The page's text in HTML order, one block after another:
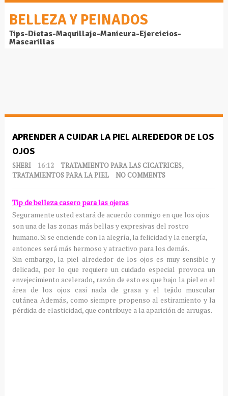
BELLEZA Y PEINADOS
Tips-Dietas-Maquillaje-Manicura-Ejercicios-
Mascarillas
APRENDER A CUIDAR LA PIEL ALREDEDOR DE LOS
OJOS
SHERI 16:12 TRATAMIENTO PARA LAS CICATRICES,
TRATAMIENTOS PARA LA PIEL
NO COMMENTS
Tip de belleza casero para las ojeras
Seguramente usted estará de acuerdo conmigo en que los ojos
son una de las zonas más bellas y expresivas del rostro
humano.Si se enciende con la alegría, la felicidad y la energía,
entonces será más hermoso y atractivo para los demás.
Sin embargo, la piel alrededor de los ojos es muy sensible y
delicada, por lo que requiere un cuidado especial provoca un
envejecimiento acelerado, razón de esto es que bajo la piel en el
área de los ojos casi nada de grasa y el tejido muscular
cutánea.Además, como siempre propenso al estiramiento y la
pérdida de elasticidad, que contribuye a la aparición de arrugas.